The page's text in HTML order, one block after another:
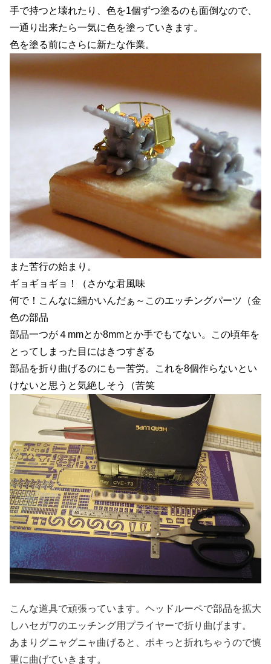
手で持つと壊れたり、色を1個ずつ塗るのも面倒なので、
一通り出来たら一気に色を塗っていきます。
色を塗る前にさらに新たな作業。
また苦行の始まり。
ギョギョギョ！（さかな君風味
何で！こんなに細かいんだぁ～このエッチングパーツ（金
色の部品
部品一つが４mmとか8mmとか手でもてない。この頃年を
とってしまった目にはきつすぎる
部品を折り曲げるのにも一苦労。これを8個作らないとい
けないと思うと気絶しそう（苦笑
こんな道具で頑張っています。ヘッドルーペで部品を拡大
しハセガワのエッチング用プライヤーで折り曲げます。
あまりグニャグニャ曲げると、ポキっと折れちゃうので慎
重に曲げていきます。